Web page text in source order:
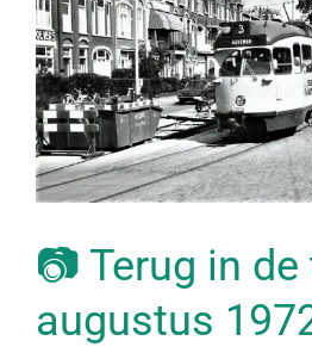
📷 Terug in
augustus